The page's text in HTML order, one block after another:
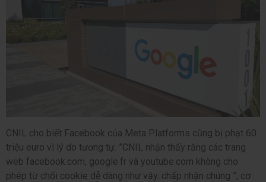
CNIL cho biết Facebook của Meta Platforms cũng bị phạt 60
triệu euro vì lý do tương tự. ”CNIL nhận thấy rằng các trang
web facebook.com, google.fr và youtube.com không cho
phép từ chối cookie dễ dàng như vậy. chấp nhận chúng ”, cơ